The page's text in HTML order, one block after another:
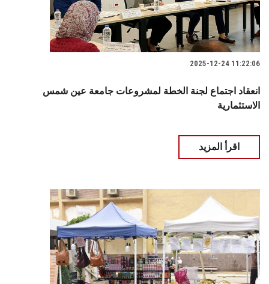
2025-12-24 11:22:06
انعقاد اجتماع لجنة الخطة لمشروعات جامعة عين شمس
الاستثمارية
اقرأ المزيد